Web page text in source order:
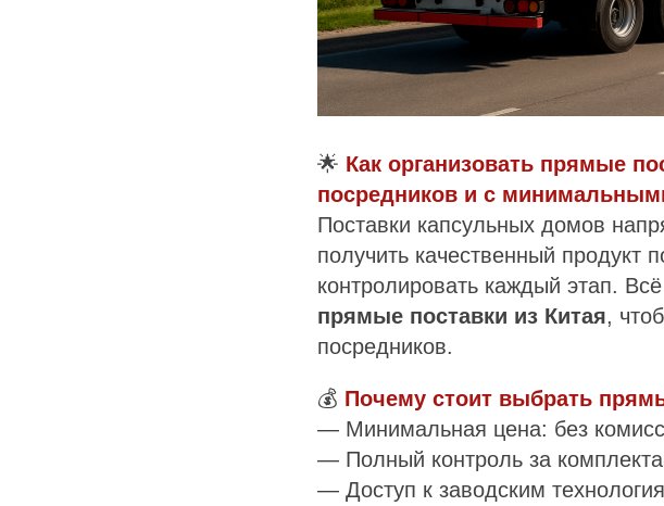
🌟 Как организовать прямые
посредников и с
Поставки капсульных домов
получить качественный продукт
контролировать каждый этап.
прямые поставки из Китая,
посредников.
💰 Почему стоит выбрать
— Минимальная цена: без
— Полный контроль за
— Доступ к заводским